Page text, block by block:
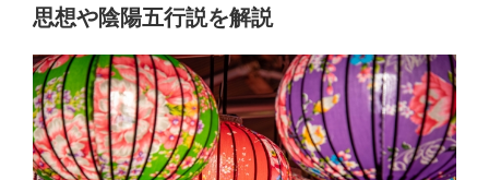
思想や陰陽五行説を解説